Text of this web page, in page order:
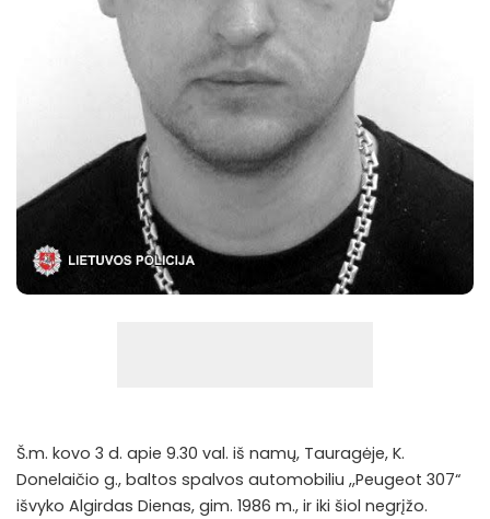
Š.m. kovo 3 d. apie 9.30 val. iš namų, Tauragėje, K.
Donelaičio g., baltos spalvos automobiliu ,,Peugeot 307“
išvyko Algirdas Dienas, gim. 1986 m., ir iki šiol negrįžo.